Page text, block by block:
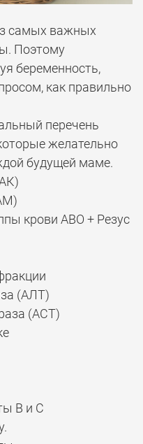
самых важных
Поэтому
беременность,
как правильно
перечень
желательно
будущей маме.
крови АВО + Резус
(АЛТ)
(АСТ)
B и С